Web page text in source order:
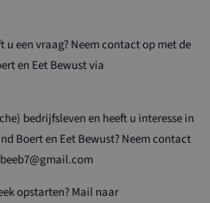
u een vraag? Neem contact op met de
en Eet Bewust via
bedrijfsleven en heeft u interesse in
Boert en Eet Bewust? Neem contact
opstarten? Mail naar